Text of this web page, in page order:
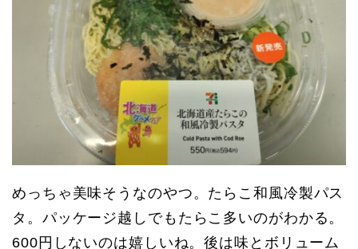
めっちゃ美味そうなのやつ。たらこ和風冷製パス
タ。パッケージ越しでもたらこ多いのがわかる。
600円しないのは嬉しいね。後は味とボリューム